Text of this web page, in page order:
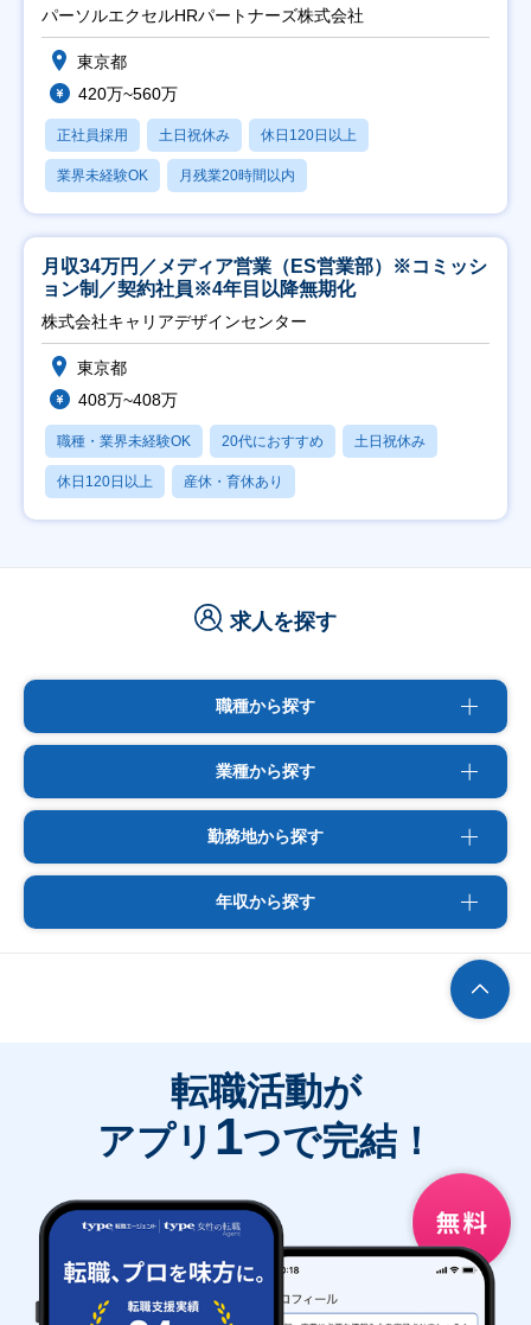
パーソルエクセルHRパートナーズ株式会社
東京都
420万~560万
正社員採用 土日祝休み 休日120日以上
業界未経験OK 月残業20時間以内
月収34万円／メディア営業（ES営業部）※コミッシ
ョン制／契約社員※4年目以降無期化
株式会社キャリアデザインセンター
東京都
408万~408万
職種・業界未経験OK 20代におすすめ 土日祝休み
休日120日以上 産休・育休あり
求人を探す
職種から探す
業種から探す
勤務地から探す
年収から探す
転職活動が
アプリ 1つで完結！